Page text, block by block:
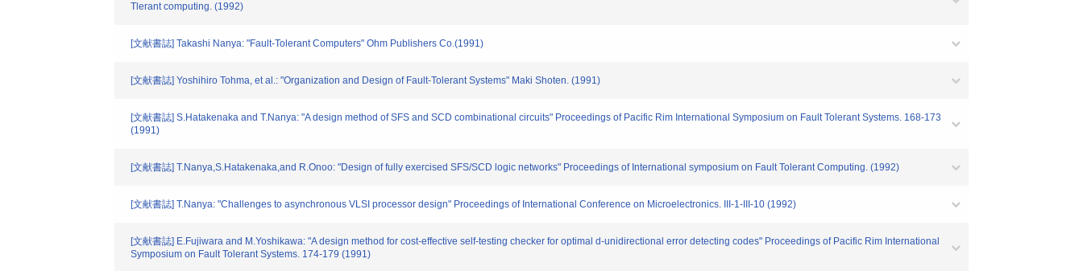
Tlerant computing. (1992)
[文献書誌] Takashi Nanya: "Fault-Tolerant Computers" Ohm Publishers Co.(1991)
[文献書誌] Yoshihiro Tohma, et al.: "Organization and Design of Fault-Tolerant Systems" Maki Shoten. (1991)
[文献書誌] S.Hatakenaka and T.Nanya: "A design method of SFS and SCD combinational circuits" Proceedings of Pacific Rim International Symposium on Fault Tolerant Systems. 168-173
(1991)
[文献書誌] T.Nanya,S.Hatakenaka,and R.Onoo: "Design of fully exercised SFS/SCD logic networks" Proceedings of International symposium on Fault Tolerant Computing. (1992)
[文献書誌] T.Nanya: "Challenges to asynchronous VLSI processor design" Proceedings of International Conference on Microelectronics. III-1-III-10 (1992)
[文献書誌] E.Fujiwara and M.Yoshikawa: "A design method for cost‐effective self‐testing checker for optimal d‐unidirectional error detecting codes" Proceedings of Pacific Rim International
Symposium on Fault Tolerant Systems. 174-179 (1991)